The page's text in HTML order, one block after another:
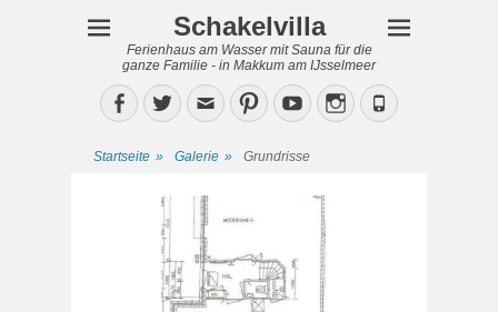
Schakelvilla
Ferienhaus am Wasser mit Sauna für die
ganze Familie - in Makkum am IJsselmeer
Facebook
TwitterEmailPinterestYouTubeInstagram
Phone
Startseite » Galerie » Grundrisse